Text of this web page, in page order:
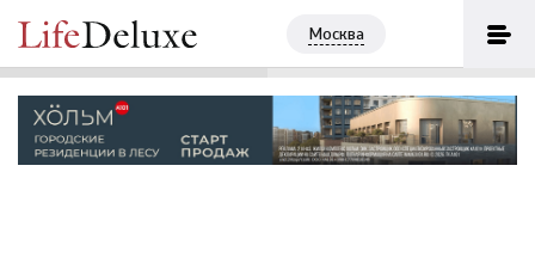
Москва
Dialog
+7 (495) 3200739 ПОЗВОНИТЬ